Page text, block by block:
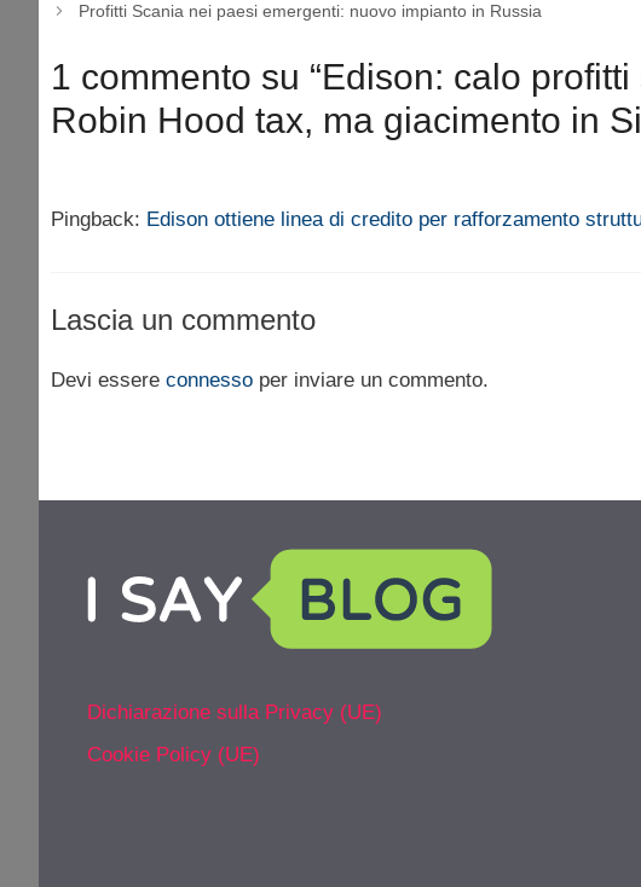
Profitti Scania nei paesi emergenti: nuovo impianto in Russia
1 commento su “Edison: calo
Robin Hood tax, ma giacimento in
Pingback: Edison ottiene linea di credito per rafforzamento
Lascia un commento
Devi essere connesso per inviare un commento.
Dichiarazione sulla Privacy (UE)
Cookie Policy (UE)